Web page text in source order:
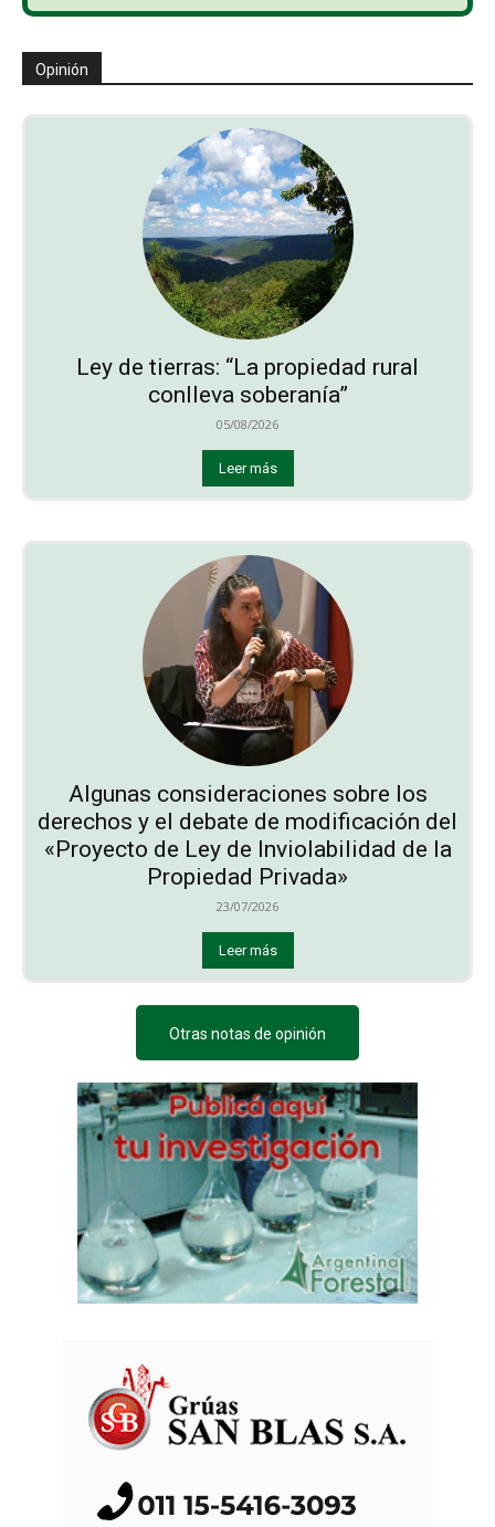
Opinión
Ley de tierras: “La propiedad rural
conlleva soberanía”
05/08/2026
Leer más
Algunas consideraciones sobre los
derechos y el debate de modificación del
«Proyecto de Ley de Inviolabilidad de la
Propiedad Privada»
23/07/2026
Leer más
Otras notas de opinión